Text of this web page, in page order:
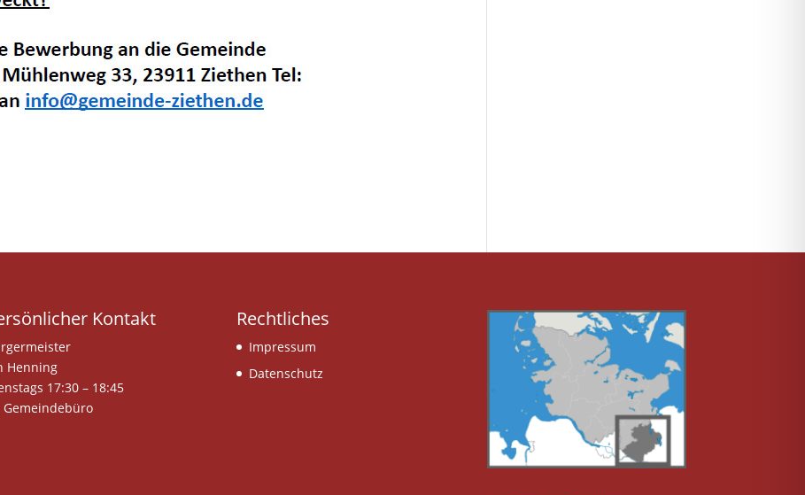
Kontakt
Henning
17:30 – 18:45
Gemeindebüro
Rechtliches
Impressum
Datenschutz